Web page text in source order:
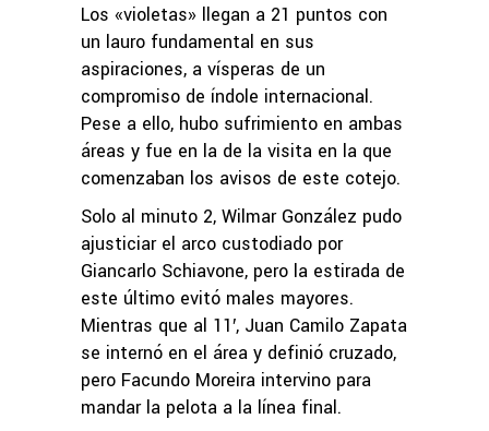
Los «violetas» llegan a 21 puntos con
un lauro fundamental en sus
aspiraciones, a vísperas de un
compromiso de índole internacional.
Pese a ello, hubo sufrimiento en ambas
áreas y fue en la de la visita en la que
comenzaban los avisos de este cotejo.
Solo al minuto 2, Wilmar González pudo
ajusticiar el arco custodiado por
Giancarlo Schiavone, pero la estirada de
este último evitó males mayores.
Mientras que al 11′, Juan Camilo Zapata
se internó en el área y definió cruzado,
pero Facundo Moreira intervino para
mandar la pelota a la línea final.